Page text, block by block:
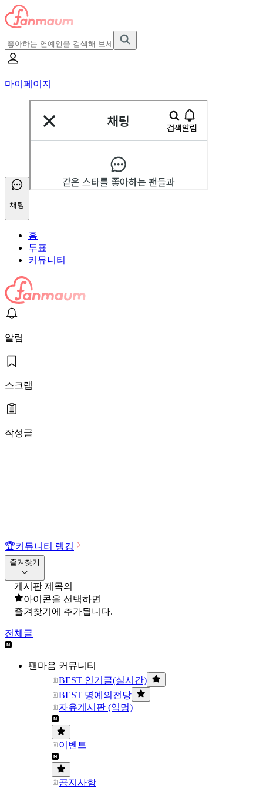
마이페이지
채팅
홈
투표
커뮤니티
알림
스크랩
작성글
🏆커뮤니티 랭킹
즐겨찾기
게시판 제목의
아이콘을 선택하면
즐겨찾기에 추가됩니다.
전체글
팬마음 커뮤니티
BEST 인기글(실시간)
BEST 명예의전당
자유게시판 (익명)
이벤트
공지사항